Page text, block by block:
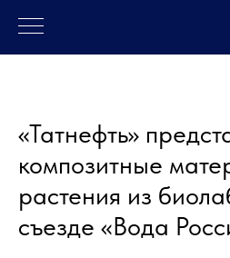
«Татнефть»
композитные
растения из
съезде «Вода